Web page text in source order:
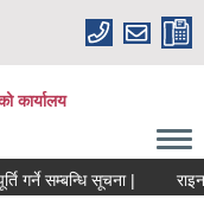
कार्यालय
गर्ने सम्बन्धि सूचना |